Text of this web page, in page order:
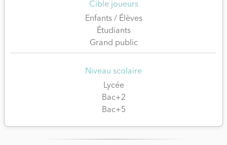
Cible joueurs
Enfants / Élèves
Étudiants
Grand public
Niveau scolaire
Lycée
Bac+2
Bac+5